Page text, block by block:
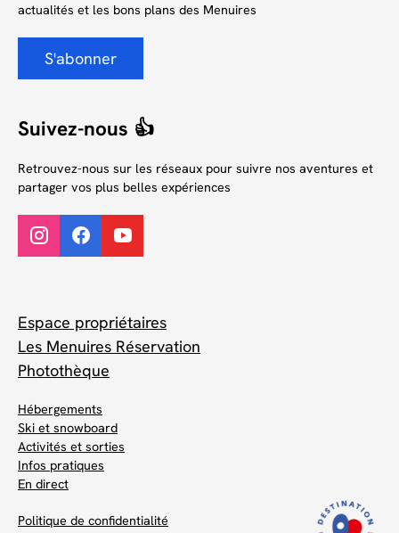
actualités et les bons plans des Menuires
S'abonner
Suivez-nous 👍
Retrouvez-nous sur les réseaux pour suivre nos aventures et
partager vos plus belles expériences
Espace propriétaires
Les Menuires Réservation
Photothèque
Hébergements
Ski et snowboard
Activités et sorties
Infos pratiques
En direct
Politique de confidentialité